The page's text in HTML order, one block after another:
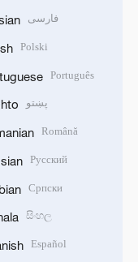
فارسی
Polski
Português
پښتو
Română
Русский
Српски
සිංහල
Español